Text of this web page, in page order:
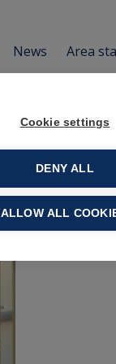
Cookie settings
DENY ALL
ALLOW ALL
News Area